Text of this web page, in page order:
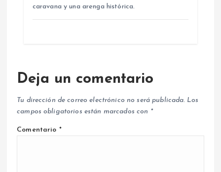
caravana y una arenga histórica.
Deja un comentario
Tu dirección de correo electrónico no será publicada. Los
campos obligatorios están marcados con *
Comentario *